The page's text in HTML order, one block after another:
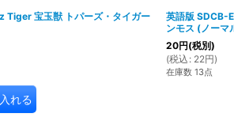
宝玉獣 トパーズ・タイガー
れる
英語版 SDCB-
ンモス (ノー
20円(税別)
(税込 : 22円)
在庫数 13点